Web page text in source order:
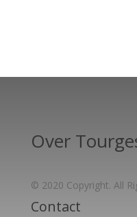
Over
© 2020 Copyright. All
Contact